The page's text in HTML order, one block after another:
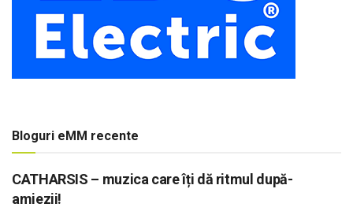
Bloguri eMM recente
CATHARSIS – muzica care îți dă ritmul după-
amiezii!